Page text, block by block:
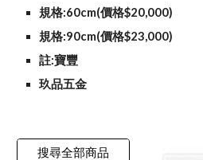
規格:60cm(價格$20,000)
規格:90cm(價格$23,000)
註:寶豐
玖品五金
搜尋全部商品